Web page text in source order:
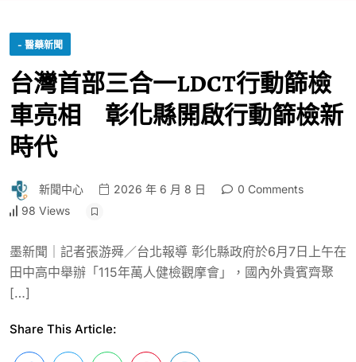
- 醫藥新聞
台灣首部三合一LDCT行動篩檢
車亮相 彰化縣開啟行動篩檢新
時代
新聞中心 2026 年 6 月 8 日
0 Comments
98 Views
墨新聞｜記者張游舜／台北報導 彰化縣政府於6月7日上午在
田中高中舉辦「115年萬人健檢觀摩會」，國內外貴賓齊聚
[…]
Share This Article: